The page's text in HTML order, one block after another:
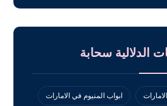
الدلالية سحابة
ابواب المنيوم في الامارات